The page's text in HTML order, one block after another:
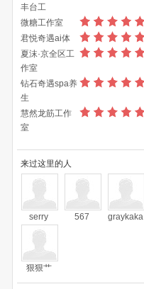
丰台工
微糖工作室
君悦奇遇ai体
夏沫·京全区工
作室
钻石奇遇spa养
生
慧然龙筋工作
室
来过这里的人
serry 567 graykaka
狠狠艹